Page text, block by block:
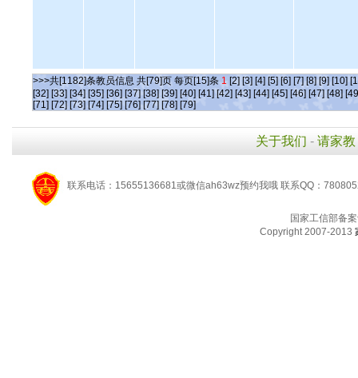
>>>共[1182]条教员信息 共[79]页 每页[15]条 1 [2] [3] [4] [5] [6] [7] [8] [9] [10]
[32] [33] [34] [35] [36] [37] [38] [39] [40] [41] [42] [43] [44] [45] [46] [47] [48]
[71] [72] [73] [74] [75] [76] [77] [78] [79]
关于我们 - 请家教
联系电话：15655136681或微信ah63wz预约我哦 联系QQ：
国家工信部备
Copyright 2007-2013